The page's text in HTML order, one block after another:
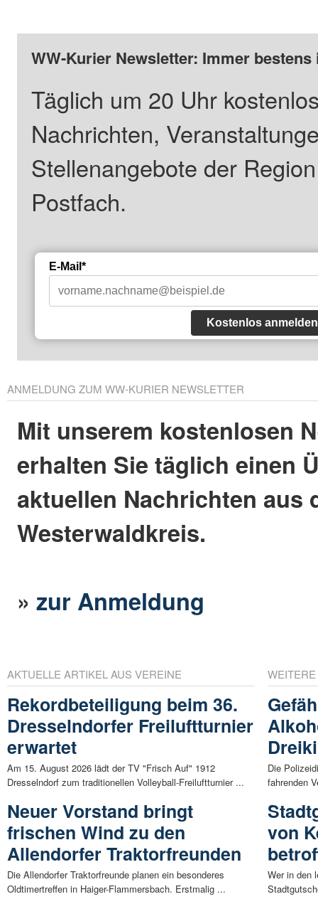
WW-Kurier Newsletter: Immer
Täglich um 20 Uhr
Nachrichten,
Stellenangebote der
Postfach.
E-Mail*
Kostenlos anmelden
ANMELDUNG ZUM WW-KURIER NEWSLETTER
Mit unserem kostenlosen
erhalten Sie täglich einen
aktuellen Nachrichten aus
Westerwaldkreis.
»zur Anmeldung
AKTUELLE ARTIKEL AUS VEREINE
Rekordbeteiligung beim 36.
Dresselndorfer Freiluftturnier
erwartet
Am 15. August 2026 lädt der TV "Frisch Auf" 1912
Dresselndorf zum traditionellen Volleyball-Freiluftturnier ...
Neuer Vorstand bringt
frischen Wind zu den
Allendorfer Traktorfreunden
Die Allendorfer Traktorfreunde planen ein besonderes
Oldtimertreffen in Haiger-Flammersbach. Erstmalig ...
Die
fahrenden
von
Wer in den